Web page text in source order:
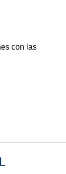
con las